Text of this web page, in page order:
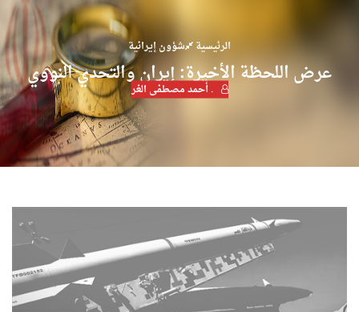
الرئيسية شؤون إيرانية
عرض اللحظة الأخيرة: إيران والتحدي النووي
. أحمد مصطفى الغر